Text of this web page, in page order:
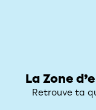
La Zone
Retrouve ta